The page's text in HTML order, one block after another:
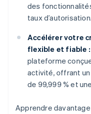
des
taux d’autorisation.
Accélérer votre
flexible et fiable :
plateforme
activité, offrant
de 99,999 % et
Apprendre